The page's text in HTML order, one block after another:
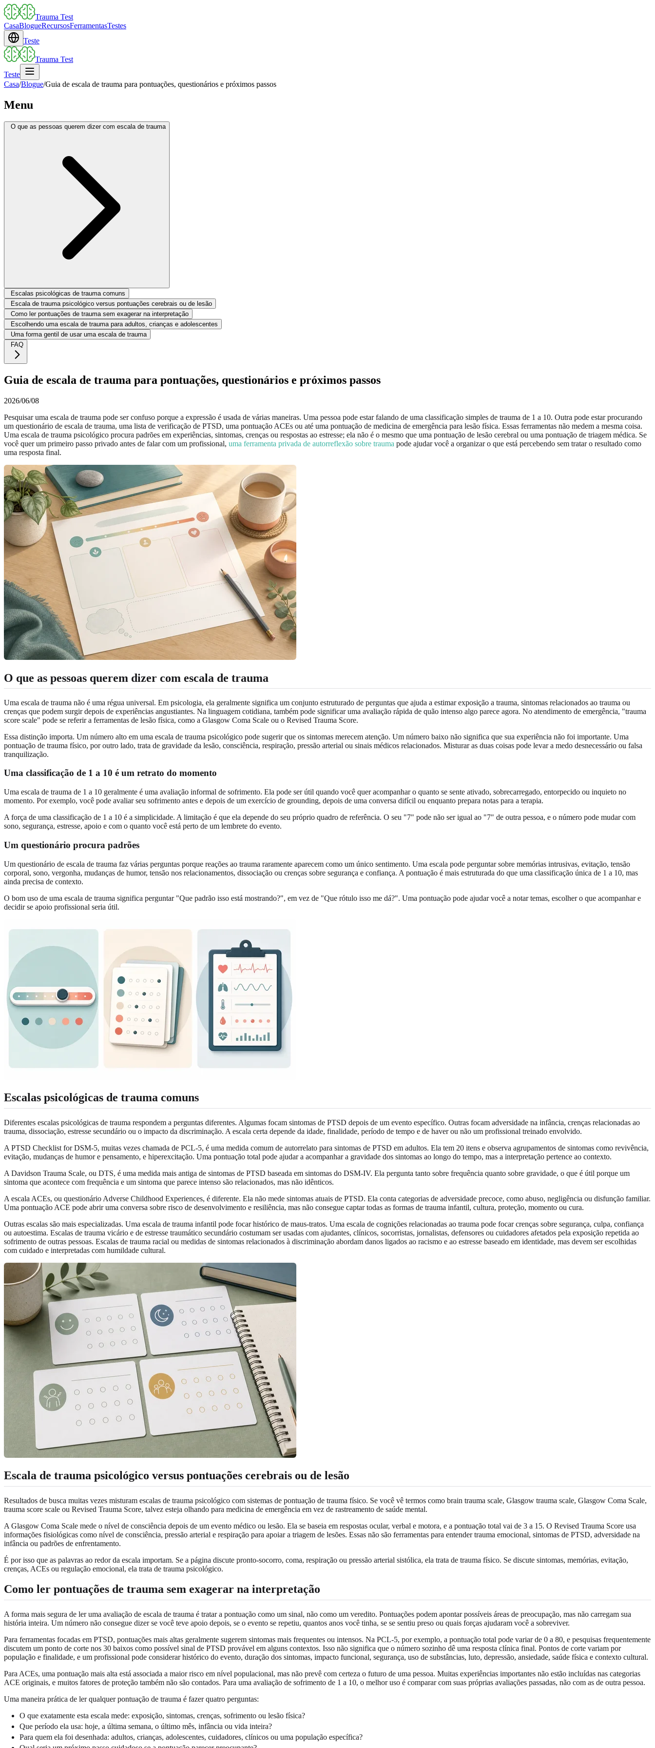
Trauma Test
CasaBlogueRecursosFerramentasTestes
Teste
Trauma Test
Teste
Casa/Blogue/Guia de escala de trauma para pontuações, questionários e próximos passos
Menu
O que as pessoas querem dizer com escala de trauma
Escalas psicológicas de trauma comuns
Escala de trauma psicológico versus pontuações cerebrais ou de lesão
Como ler pontuações de trauma sem exagerar na interpretação
Escolhendo uma escala de trauma para adultos, crianças e adolescentes
Uma forma gentil de usar uma escala de trauma
FAQ
Guia de escala de trauma para pontuações, questionários e próximos passos
2026/06/08
Pesquisar uma escala de trauma pode ser confuso porque a expressão é usada de várias maneiras. Uma pessoa pode estar falando de uma classificação simples de trauma de 1 a 10. Outra pode estar procurando
um questionário de escala de trauma, uma lista de verificação de PTSD, uma pontuação ACEs ou até uma pontuação de medicina de emergência para lesão física. Essas ferramentas não medem a mesma coisa.
Uma escala de trauma psicológico procura padrões em experiências, sintomas, crenças ou respostas ao estresse; ela não é o mesmo que uma pontuação de lesão cerebral ou uma pontuação de triagem médica. Se
você quer um primeiro passo privado antes de falar com um profissional, uma ferramenta privada de autorreflexão sobre trauma pode ajudar você a organizar o que está percebendo sem tratar o resultado como
uma resposta final.
O que as pessoas querem dizer com escala de trauma
Uma escala de trauma não é uma régua universal. Em psicologia, ela geralmente significa um conjunto estruturado de perguntas que ajuda a estimar exposição a trauma, sintomas relacionados ao trauma ou
crenças que podem surgir depois de experiências angustiantes. Na linguagem cotidiana, também pode significar uma avaliação rápida de quão intenso algo parece agora. No atendimento de emergência, "trauma
score scale" pode se referir a ferramentas de lesão física, como a Glasgow Coma Scale ou o Revised Trauma Score.
Essa distinção importa. Um número alto em uma escala de trauma psicológico pode sugerir que os sintomas merecem atenção. Um número baixo não significa que sua experiência não foi importante. Uma
pontuação de trauma físico, por outro lado, trata de gravidade da lesão, consciência, respiração, pressão arterial ou sinais médicos relacionados. Misturar as duas coisas pode levar a medo desnecessário ou falsa
tranquilização.
Uma classificação de 1 a 10 é um retrato do momento
Uma escala de trauma de 1 a 10 geralmente é uma avaliação informal de sofrimento. Ela pode ser útil quando você quer acompanhar o quanto se sente ativado, sobrecarregado, entorpecido ou inquieto no
momento. Por exemplo, você pode avaliar seu sofrimento antes e depois de um exercício de grounding, depois de uma conversa difícil ou enquanto prepara notas para a terapia.
A força de uma classificação de 1 a 10 é a simplicidade. A limitação é que ela depende do seu próprio quadro de referência. O seu "7" pode não ser igual ao "7" de outra pessoa, e o número pode mudar com
sono, segurança, estresse, apoio e com o quanto você está perto de um lembrete do evento.
Um questionário procura padrões
Um questionário de escala de trauma faz várias perguntas porque reações ao trauma raramente aparecem como um único sentimento. Uma escala pode perguntar sobre memórias intrusivas, evitação, tensão
corporal, sono, vergonha, mudanças de humor, tensão nos relacionamentos, dissociação ou crenças sobre segurança e confiança. A pontuação é mais estruturada do que uma classificação única de 1 a 10, mas
ainda precisa de contexto.
O bom uso de uma escala de trauma significa perguntar "Que padrão isso está mostrando?", em vez de "Que rótulo isso me dá?". Uma pontuação pode ajudar você a notar temas, escolher o que acompanhar e
decidir se apoio profissional seria útil.
Escalas psicológicas de trauma comuns
Diferentes escalas psicológicas de trauma respondem a perguntas diferentes. Algumas focam sintomas de PTSD depois de um evento específico. Outras focam adversidade na infância, crenças relacionadas ao
trauma, dissociação, estresse secundário ou o impacto da discriminação. A escala certa depende da idade, finalidade, período de tempo e de haver ou não um profissional treinado envolvido.
A PTSD Checklist for DSM-5, muitas vezes chamada de PCL-5, é uma medida comum de autorrelato para sintomas de PTSD em adultos. Ela tem 20 itens e observa agrupamentos de sintomas como revivência,
evitação, mudanças de humor e pensamento, e hiperexcitação. Uma pontuação total pode ajudar a acompanhar a gravidade dos sintomas ao longo do tempo, mas a interpretação pertence ao contexto.
A Davidson Trauma Scale, ou DTS, é uma medida mais antiga de sintomas de PTSD baseada em sintomas do DSM-IV. Ela pergunta tanto sobre frequência quanto sobre gravidade, o que é útil porque um
sintoma que acontece com frequência e um sintoma que parece intenso são relacionados, mas não idênticos.
A escala ACEs, ou questionário Adverse Childhood Experiences, é diferente. Ela não mede sintomas atuais de PTSD. Ela conta categorias de adversidade precoce, como abuso, negligência ou disfunção familiar.
Uma pontuação ACE pode abrir uma conversa sobre risco de desenvolvimento e resiliência, mas não consegue captar todas as formas de trauma infantil, cultura, proteção, momento ou cura.
Outras escalas são mais especializadas. Uma escala de trauma infantil pode focar histórico de maus-tratos. Uma escala de cognições relacionadas ao trauma pode focar crenças sobre segurança, culpa, confiança
ou autoestima. Escalas de trauma vicário e de estresse traumático secundário costumam ser usadas com ajudantes, clínicos, socorristas, jornalistas, defensores ou cuidadores afetados pela exposição repetida ao
sofrimento de outras pessoas. Escalas de trauma racial ou medidas de sintomas relacionados à discriminação abordam danos ligados ao racismo e ao estresse baseado em identidade, mas devem ser escolhidas
com cuidado e interpretadas com humildade cultural.
Escala de trauma psicológico versus pontuações cerebrais ou de lesão
Resultados de busca muitas vezes misturam escalas de trauma psicológico com sistemas de pontuação de trauma físico. Se você vê termos como brain trauma scale, Glasgow trauma scale, Glasgow Coma Scale,
trauma score scale ou Revised Trauma Score, talvez esteja olhando para medicina de emergência em vez de rastreamento de saúde mental.
A Glasgow Coma Scale mede o nível de consciência depois de um evento médico ou lesão. Ela se baseia em respostas ocular, verbal e motora, e a pontuação total vai de 3 a 15. O Revised Trauma Score usa
informações fisiológicas como nível de consciência, pressão arterial e respiração para apoiar a triagem de lesões. Essas não são ferramentas para entender trauma emocional, sintomas de PTSD, adversidade na
infância ou padrões de enfrentamento.
É por isso que as palavras ao redor da escala importam. Se a página discute pronto-socorro, coma, respiração ou pressão arterial sistólica, ela trata de trauma físico. Se discute sintomas, memórias, evitação,
crenças, ACEs ou regulação emocional, ela trata de trauma psicológico.
Como ler pontuações de trauma sem exagerar na interpretação
A forma mais segura de ler uma avaliação de escala de trauma é tratar a pontuação como um sinal, não como um veredito. Pontuações podem apontar possíveis áreas de preocupação, mas não carregam sua
história inteira. Um número não consegue dizer se você teve apoio depois, se o evento se repetiu, quantos anos você tinha, se se sentiu preso ou quais forças ajudaram você a sobreviver.
Para ferramentas focadas em PTSD, pontuações mais altas geralmente sugerem sintomas mais frequentes ou intensos. Na PCL-5, por exemplo, a pontuação total pode variar de 0 a 80, e pesquisas frequentemente
discutem um ponto de corte nos 30 baixos como possível sinal de PTSD provável em alguns contextos. Isso não significa que o número sozinho dê uma resposta clínica final. Pontos de corte variam por
população e finalidade, e um profissional pode considerar histórico do evento, duração dos sintomas, impacto funcional, segurança, uso de substâncias, luto, depressão, ansiedade, saúde física e contexto cultural.
Para ACEs, uma pontuação mais alta está associada a maior risco em nível populacional, mas não prevê com certeza o futuro de uma pessoa. Muitas experiências importantes não estão incluídas nas categorias
ACE originais, e muitos fatores de proteção também não são contados. Para uma avaliação de sofrimento de 1 a 10, o melhor uso é comparar com suas próprias avaliações passadas, não com as de outra pessoa.
Uma maneira prática de ler qualquer pontuação de trauma é fazer quatro perguntas:
O que exatamente esta escala mede: exposição, sintomas, crenças, sofrimento ou lesão física?
Que período ela usa: hoje, a última semana, o último mês, infância ou vida inteira?
Para quem ela foi desenhada: adultos, crianças, adolescentes, cuidadores, clínicos ou uma população específica?